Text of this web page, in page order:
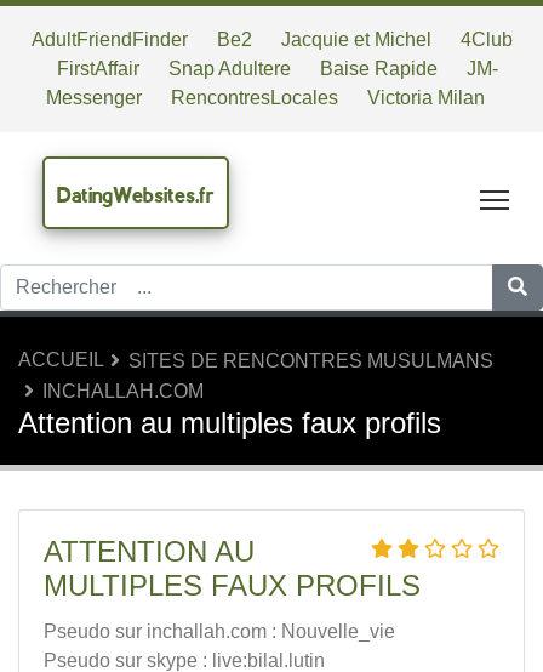
AdultFriendFinder Be2 Jacquie et Michel
4Club
FirstAffair
Snap Adultere Baise Rapide
JM-
Messenger
RencontresLocales Victoria Milan
DatingWebsites.fr
ACCUEIL
SITES DE RENCONTRES MUSULMANS
INCHALLAH.COM
Attention au multiples faux profils
ATTENTION AU
MULTIPLES FAUX PROFILS
Pseudo sur inchallah.com : Nouvelle_vie
Pseudo sur skype : live:bilal.lutin